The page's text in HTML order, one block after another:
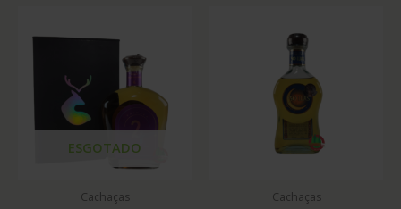
ESGOTADO
Cachaças Cachaças